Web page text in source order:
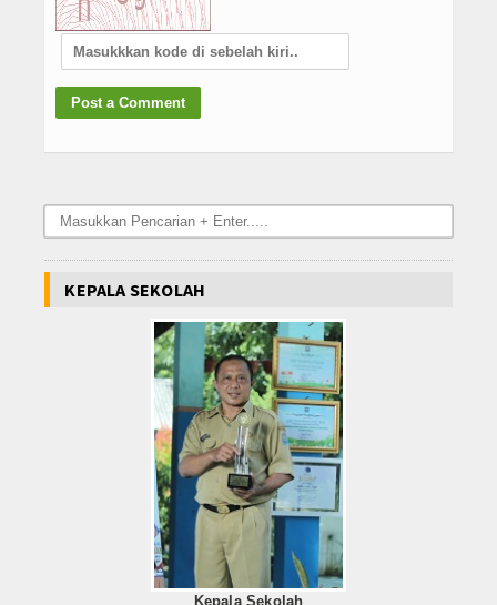
KEPALA SEKOLAH
Kepala Sekolah